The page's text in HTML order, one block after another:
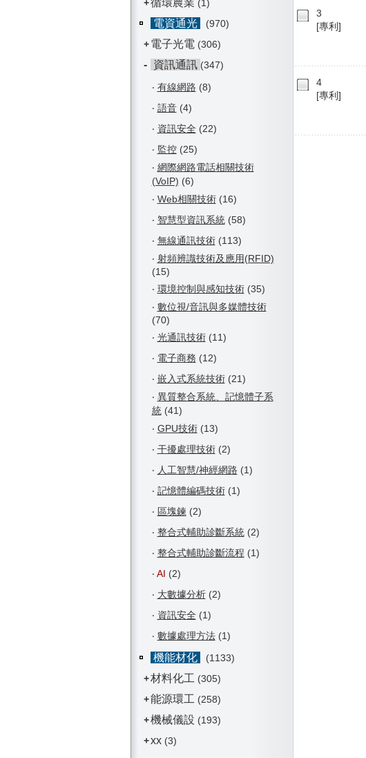
+
(1)
電資通光
(970)
+ 電子光電 (306)
- 資訊通訊 (347)
‧ 有線網路 (8)
‧ 語音(4)
‧ 資訊安全 (22)
‧ 監控(25)
‧ 網際網路電話相關技術
(VoIP) (6)
‧ Web相關技術(16)
‧ 智慧型資訊系統(58)
‧ 無線通訊技術(113)
‧ 射頻辨識技術及應用(RFID)
(15)
‧ 環境控制與感知技術(35)
‧ 數位視/音訊與多媒體技術
(70)
‧ 光通訊技術(11)
‧ 電子商務 (12)
‧ 嵌入式系統技術(21)
‧ 異質整合系統、記憶體子系
統(41)
‧ GPU技術(13)
‧ 干擾處理技術(2)
‧ 人工智慧/神經網路 (1)
‧ 記憶體編碼技術(1)
‧ 區塊鍊 (2)
‧ 整合式輔助診斷系統(2)
‧ 整合式輔助診斷流程 (1)
‧ AI (2)
‧ 大數據分析(2)
‧ 資訊安全 (1)
‧ 數據處理方法(1)
機能材化
(1133)
+材料化工 (305)
+能源環工 (258)
+機械儀設 (193)
+xx(3)
3
[專利]
4
[專利]